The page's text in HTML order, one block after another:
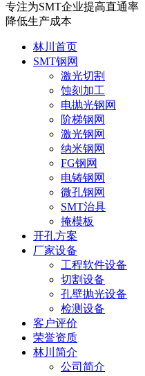
专注为SMT企业提高直通率
降低生产成本
林川首页
SMT钢网
激光切割
蚀刻加工
电抛光钢网
阶梯钢网
激光钢网
纳米钢网
FG钢网
电铸钢网
微孔钢网
SMT治具
掩模板
开孔方案
厂家设备
工程软件设备
切割设备
孔壁抛光设备
检测设备
客户评价
荣誉资质
林川简介
公司简介